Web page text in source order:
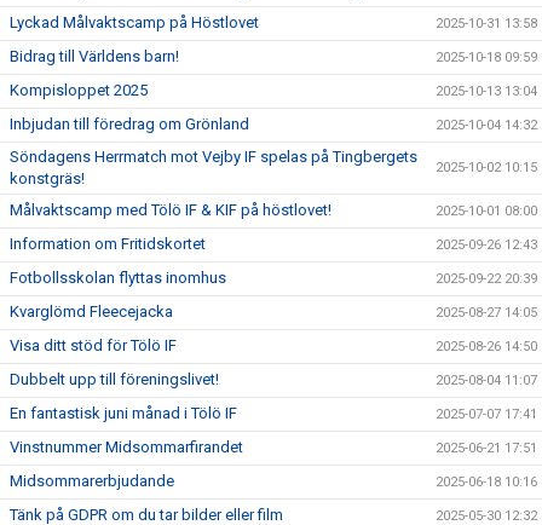
Lyckad Målvaktscamp på Höstlovet 2025-10-31 13:58
Bidrag till Världens barn! 2025-10-18 09:59
Kompisloppet 2025 2025-10-13 13:04
Inbjudan till föredrag om Grönland 2025-10-04 14:32
Söndagens Herrmatch mot Vejby IF spelas på Tingbergets
konstgräs!
2025-10-02 10:15
Målvaktscamp med Tölö IF & KIF på höstlovet! 2025-10-01 08:00
Information om Fritidskortet 2025-09-26 12:43
Fotbollsskolan flyttas inomhus 2025-09-22 20:39
Kvarglömd Fleecejacka 2025-08-27 14:05
Visa ditt stöd för Tölö IF 2025-08-26 14:50
Dubbelt upp till föreningslivet! 2025-08-04 11:07
En fantastisk juni månad i Tölö IF 2025-07-07 17:41
Vinstnummer Midsommarfirandet 2025-06-21 17:51
Midsommarerbjudande 2025-06-18 10:16
Tänk på GDPR om du tar bilder eller film 2025-05-30 12:32